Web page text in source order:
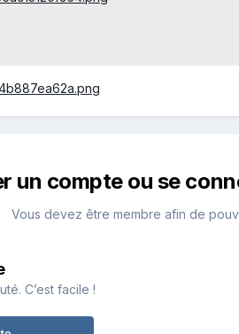
un compte ou se
Vous devez être membre afin de
C’est facile !